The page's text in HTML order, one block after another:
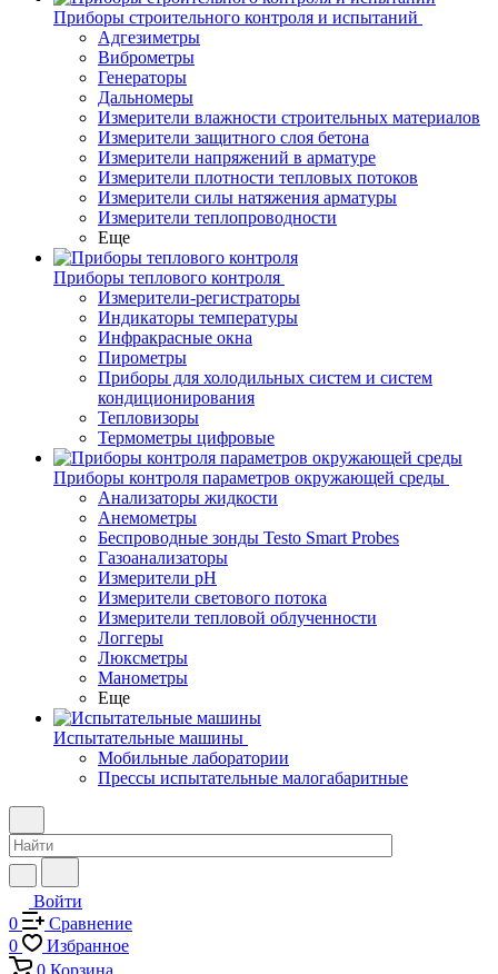
Приборы строительного контроля и испытаний
Адгезиметры
Виброметры
Генераторы
Дальномеры
Измерители влажности строительных материалов
Измерители защитного слоя бетона
Измерители напряжений в арматуре
Измерители плотности тепловых потоков
Измерители силы натяжения арматуры
Измерители теплопроводности
Еще
Приборы теплового контроля
Измерители-регистраторы
Индикаторы температуры
Инфракрасные окна
Пирометры
Приборы для холодильных систем и систем
кондиционирования
Тепловизоры
Термометры цифровые
Приборы контроля параметров окружающей среды
Анализаторы жидкости
Анемометры
Беспроводные зонды Testo Smart Probes
Газоанализаторы
Измерители pH
Измерители светового потока
Измерители тепловой облученности
Логгеры
Люксметры
Манометры
Еще
Испытательные машины
Мобильные лаборатории
Прессы испытательные малогабаритные
Войти
0
Сравнение
0
Избранное
0 Корзина